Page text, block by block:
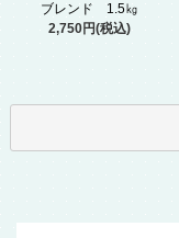
ブレンド 1.5㎏
2,750円(税込)